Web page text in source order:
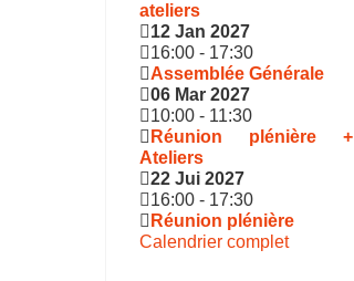
ateliers
12 Jan 2027
16:00 - 17:30
Assemblée Générale
06 Mar 2027
10:00 - 11:30
Réunion plénière +
Ateliers
22 Jui 2027
16:00 - 17:30
Réunion plénière
Calendrier complet